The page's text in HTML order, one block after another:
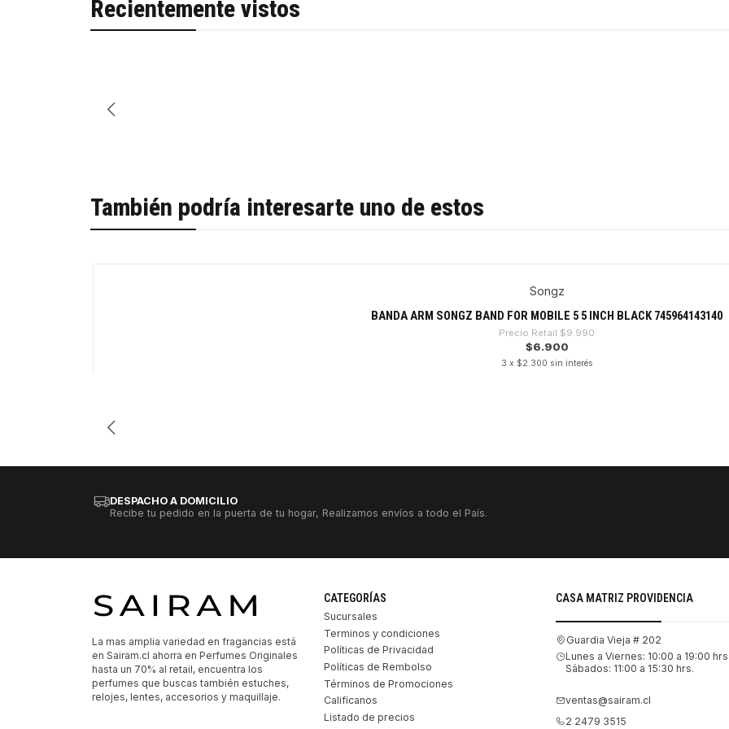
Recientemente vistos
También podría interesarte uno de estos
Songz
BANDA ARM SONGZ BAND FOR MOBILE 5 5 INCH BLACK 745964143140
Precio Retail $9.990
$6.900
3 x $2.300 sin interés
DESPACHO A DOMICILIO
Recibe tu pedido en la puerta de tu hogar, Realizamos envíos a todo el País.
La mas amplia variedad en fragancias está
en Sairam.cl ahorra en Perfumes Originales
hasta un 70% al retail, encuentra los
perfumes que buscas también estuches,
relojes, lentes, accesorios y maquillaje.
CATEGORÍAS
Sucursales
Terminos y condiciones
Políticas de Privacidad
Políticas de Rembolso
Términos de Promociones
Califícanos
Listado de precios
CASA MATRIZ PROVIDENCIA
Guardia Vieja # 202
Lunes a Viernes: 10:00 a 19:00
Sábados: 11:00 a 15:30 hrs.
ventas@sairam.cl
2 2479 3515